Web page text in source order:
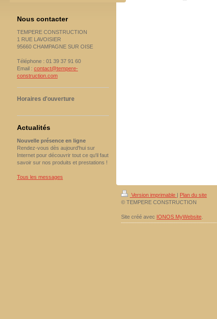
Nous contacter
TEMPERE CONSTRUCTION
1 RUE LAVOISIER
95660 CHAMPAGNE SUR OISE
Téléphone : 01 39 37 91 60
Email : contact@tempere-
construction.com
Horaires d'ouverture
Actualités
Nouvelle présence en ligne
Rendez-vous dès aujourd'hui sur
Internet pour découvrir tout ce qu'il faut
savoir sur nos produits et prestations !
Tous les messages
Version imprimable | Plan du site
© TEMPERE CONSTRUCTION
Site créé avec IONOS MyWebsite